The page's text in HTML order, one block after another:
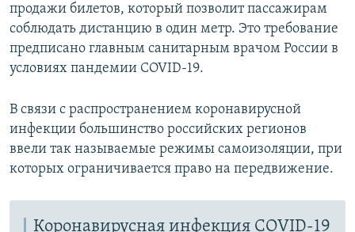
продажи билетов, который позволит пассажирам
соблюдать дистанцию в один метр. Это требование
предписано главным санитарным врачом России в
условиях пандемии COVID-19.
В связи с распространением коронавирусной
инфекции большинство российских регионов
ввели так называемые режимы самоизоляции, при
которых ограничивается право на передвижение.
Коронавирусная инфекция COVID-19